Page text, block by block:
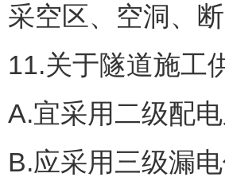
采空区、空洞、
11.关于隧道施工
A.宜采用二级配
B.应采用三级漏